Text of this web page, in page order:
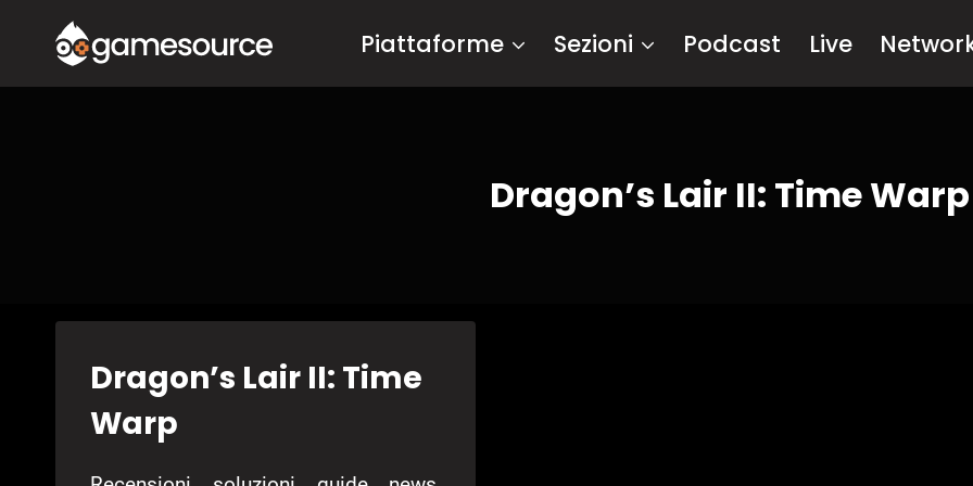
contenuto
Piattaforme Sezioni Podcast Live
Dragon’s Lair II: Time Warp
Dragon’s Lair II: Time
Warp